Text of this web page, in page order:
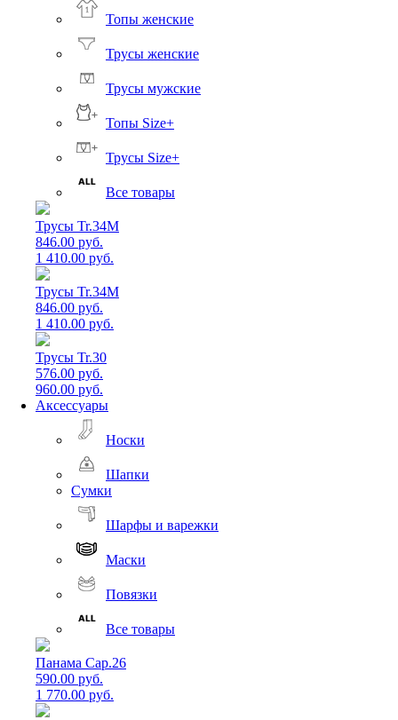
Топы женские
Трусы женские
Трусы мужские
Топы Size+
Трусы Size+
Все товары
Трусы Tr.34M
846.00 руб.
1 410.00 руб.
Трусы Tr.34M
846.00 руб.
1 410.00 руб.
Трусы Tr.30
576.00 руб.
960.00 руб.
Аксессуары
Носки
Шапки
Сумки
Шарфы и варежки
Маски
Повязки
Все товары
Панама Cap.26
590.00 руб.
1 770.00 руб.